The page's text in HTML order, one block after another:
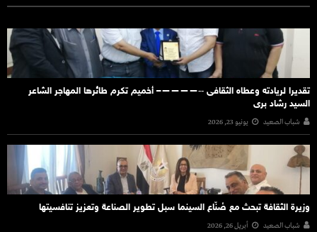
تقديرا لريادته وعطاه الثقافى ‐‐————– أخميم تكرم طائرها المهاجر الشاعر
السيد رشاد برى
شباب الصعيد يونيو 23, 2026
وزيرة الثقافة تبحث مع صُنّاع السينما سبل تطوير الصناعة وتعزيز تنافسيتها
شباب الصعيد أبريل 26, 2026